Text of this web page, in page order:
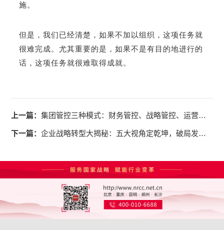
施。
但是，我们已经清楚，如果不加以组织，这项任务就
很难完成。尤其重要的是，如果不是有目的地进行的
话，这项任务就很难取得成就。
上一篇： 集团管控三种模式：财务管控、战略管控、运营控制，各有什么不同？如何选择？
下一篇： 企业战略转型大揭秘：五大视角定乾坤，破局发展新路径